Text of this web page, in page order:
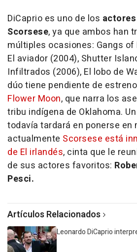
DiCaprio es uno de los
Scorsese, ya que ambos han
múltiples ocasiones: Gangs
El aviador (2004), Shutter
Infiltrados (2006), El lobo de
dúo tiene pendiente de
Flower Moon, que narra los
tribu indígena de Oklahoma.
todavía tardará en ponerse en
actualmente Scorsese está
de El irlandés, cinta que le
de sus actores favoritos:
Pesci.
Artículos Relacionados
Leonardo DiCaprio